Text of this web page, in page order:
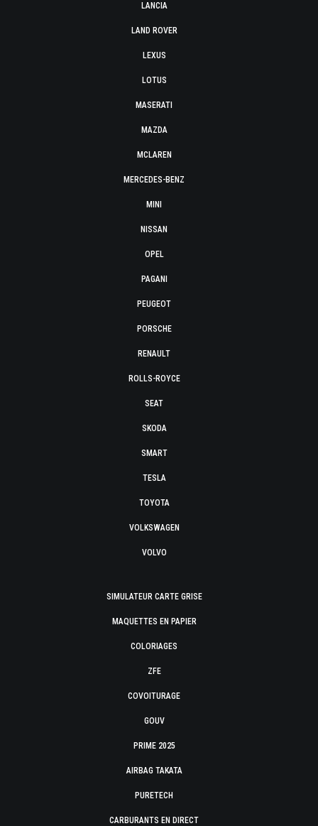
LANCIA
LAND ROVER
LEXUS
LOTUS
MASERATI
MAZDA
MCLAREN
MERCEDES-BENZ
MINI
NISSAN
OPEL
PAGANI
PEUGEOT
PORSCHE
RENAULT
ROLLS-ROYCE
SEAT
SKODA
SMART
TESLA
TOYOTA
VOLKSWAGEN
VOLVO
SIMULATEUR CARTE GRISE
MAQUETTES EN PAPIER
COLORIAGES
ZFE
COVOITURAGE
GOUV
PRIME 2025
AIRBAG TAKATA
PURETECH
CARBURANTS EN DIRECT